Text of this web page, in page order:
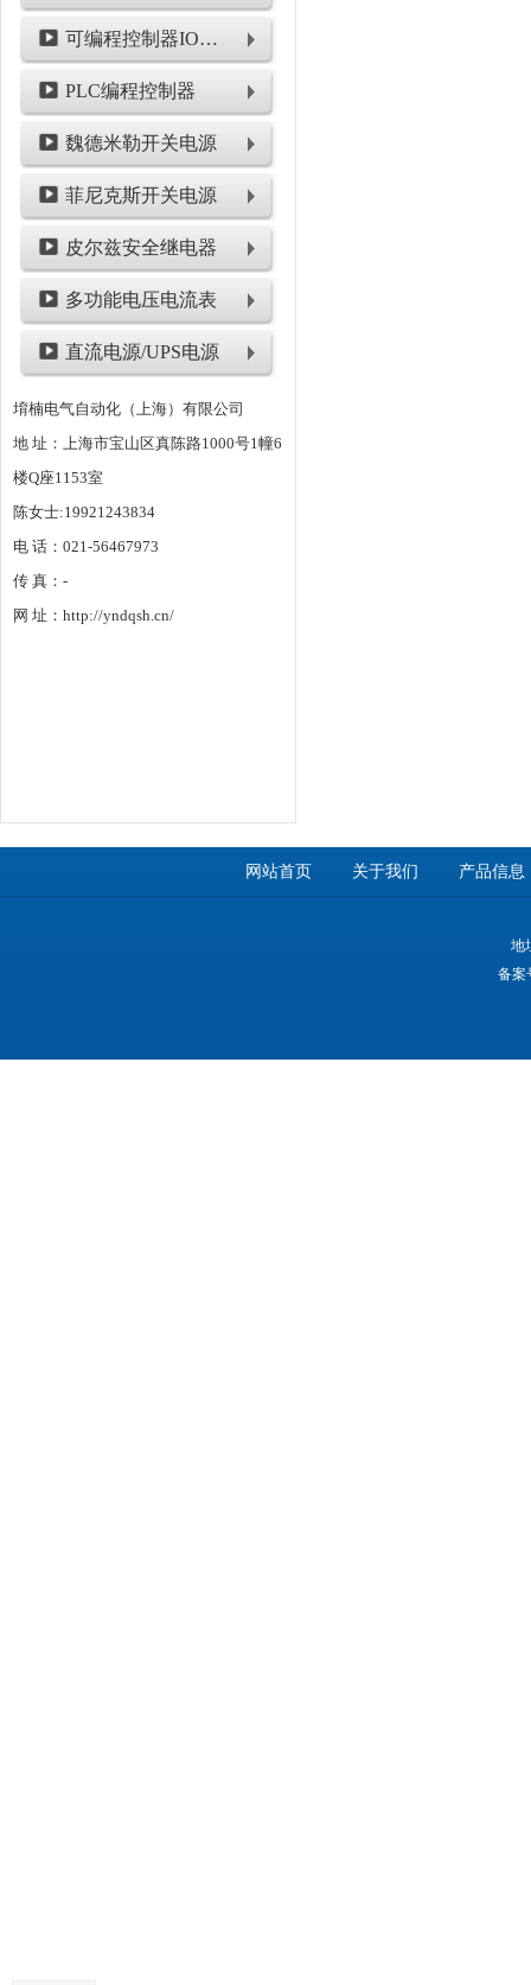
可编程控制器IO模块
PLC编程控制器
魏德米勒开关电源
菲尼克斯开关电源
皮尔兹安全继电器
多功能电压电流表
直流电源/UPS电源
堉楠电气自动化（上海）有限公司
地 址：上海市宝山区真陈路1000号1幢6
楼Q座1153室
陈女士:19921243834
电 话：021-56467973
传 真：-
网 址：http://yndqsh.cn/
网站首页 关于我们 产品信息
地
备案